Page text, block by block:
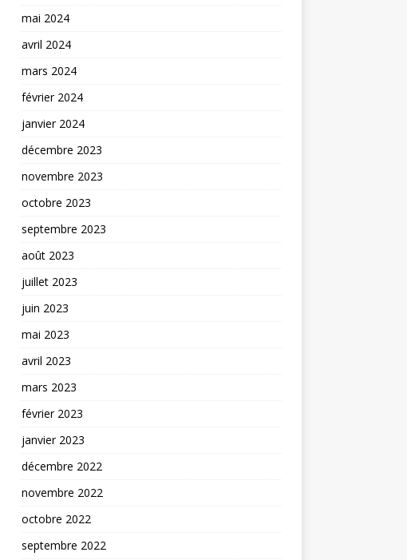
mai 2024
avril 2024
mars 2024
février 2024
janvier 2024
décembre 2023
novembre 2023
octobre 2023
septembre 2023
août 2023
juillet 2023
juin 2023
mai 2023
avril 2023
mars 2023
février 2023
janvier 2023
décembre 2022
novembre 2022
octobre 2022
septembre 2022